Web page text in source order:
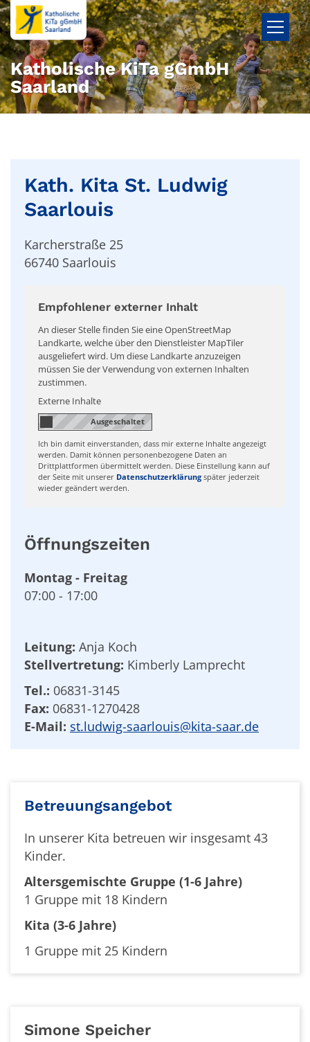
Zum Inhalt springen
Katholische KiTa gGmbH
Saarland
Kath. Kita St. Ludwig
Saarlouis
Karcherstraße 25
66740 Saarlouis
Empfohlener externer Inhalt
An dieser Stelle finden Sie eine OpenStreetMap
Landkarte, welche über den Dienstleister MapTiler
ausgeliefert wird. Um diese Landkarte anzuzeigen
müssen Sie der Verwendung von externen Inhalten
zustimmen.
Externe Inhalte
Ich bin damit einverstanden, dass mir externe Inhalte angezeigt
werden. Damit können personenbezogene Daten an
Drittplattformen übermittelt werden. Diese Einstellung kann auf
der Seite mit unserer Datenschutzerklärung später jederzeit
wieder geändert werden.
Öffnungszeiten
Montag - Freitag
07:00 - 17:00
Leitung: Anja Koch
Stellvertretung: Kimberly Lamprecht
Tel.: 06831-3145
Fax: 06831-1270428
E-Mail: st.ludwig-saarlouis@kita-saar.de
Betreuungsangebot
In unserer Kita betreuen wir insgesamt 43
Kinder.
Altersgemischte Gruppe (1-6 Jahre)
1 Gruppe mit 18 Kindern
Kita (3-6 Jahre)
1 Gruppe mit 25 Kindern
Simone Speicher